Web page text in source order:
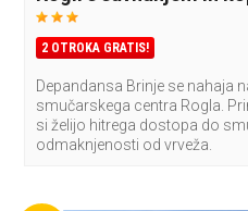
2 OTROKA GRATIS!
Depandansa Brinje se nahaja
smučarskega centra Rogla.
si želijo hitrega dostopa do
odmaknjenosti od vrveža.